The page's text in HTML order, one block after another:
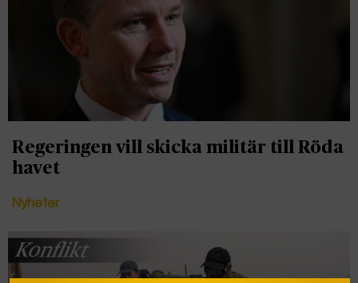
Regeringen vill skicka militär till Röda
havet
Nyheter